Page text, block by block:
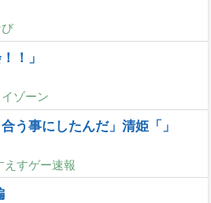
！」
ゾーン
う事にしたんだ」清姫「」
えすゲー速報